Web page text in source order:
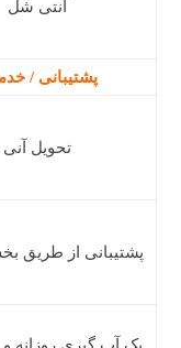
آنتی شل
پشتیبانی /
تحویل آنی
پشتیبانی از طریق